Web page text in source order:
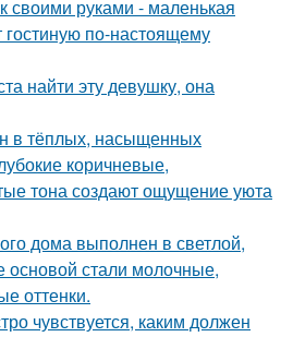
своими руками - маленькая
гостиную по-настоящему
найти эту девушку, она
в тёплых, насыщенных
коричневые,
тона создают ощущение уюта
дома выполнен в светлой,
основой стали молочные,
оттенки.
чувствуется, каким должен